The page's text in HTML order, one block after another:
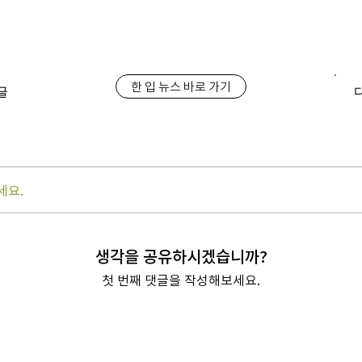
요.
생각을 공유하시겠습니까?
첫 번째 댓글을 작성해보세요.
한 입 뉴스 바로 가기